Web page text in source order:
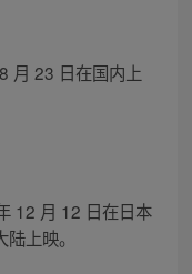
月 23 日在国内上
12 月 12 日在日本
上映。